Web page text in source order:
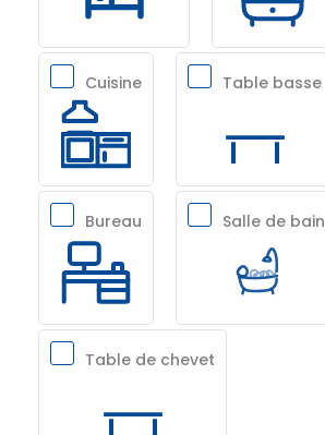
Cuisine Table basse
Bureau Salle de bain
Table de chevet